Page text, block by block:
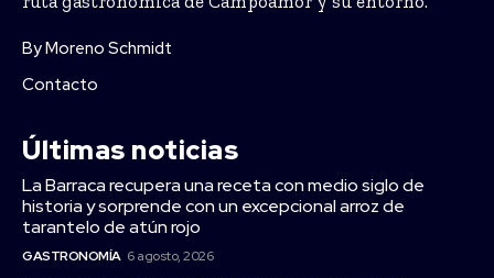
By Moreno Schmidt
Contacto
Últimas noticias
La Barraca recupera una receta con medio siglo de
historia y sorprende con un excepcional arroz de
tarantelo de atún rojo
GASTRONOMÍA 6 agosto, 2026